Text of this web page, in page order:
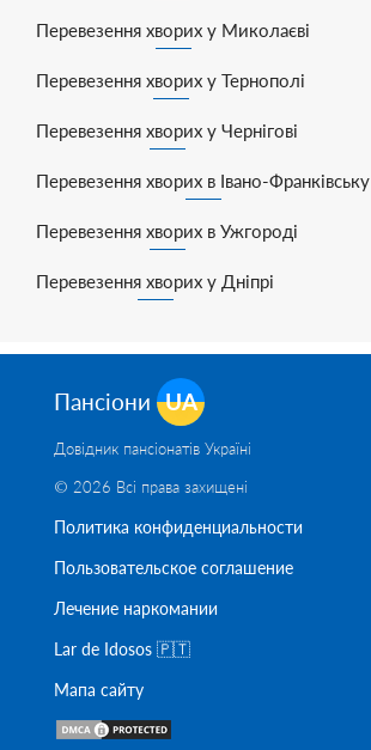
Перевезення хворих у Миколаєві
Перевезення хворих у Тернополі
Перевезення хворих у Чернігові
Перевезення хворих в Івано-Франківську
Перевезення хворих в Ужгороді
Перевезення хворих у Дніпрі
Пансіони UA
Довідник пансіонатів Україні
© 2026 Всі права захищені
Политика конфиденциальности
Пользовательское соглашение
Лечение наркомании
Lar de Idosos 🇵🇹
Мапа сайту